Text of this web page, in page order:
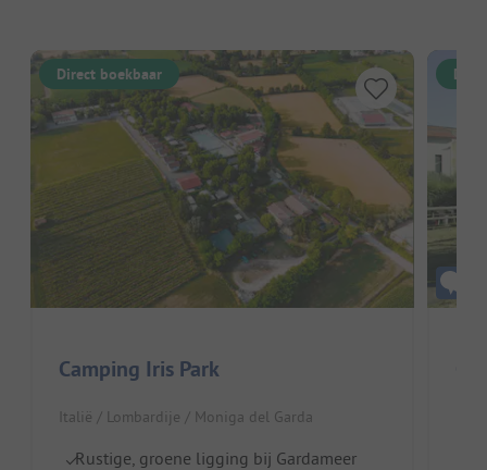
Direct boekbaar
Camping Iris Park
Italië / Lombardije / Moniga del Garda
Rustige, groene ligging bij Gardameer